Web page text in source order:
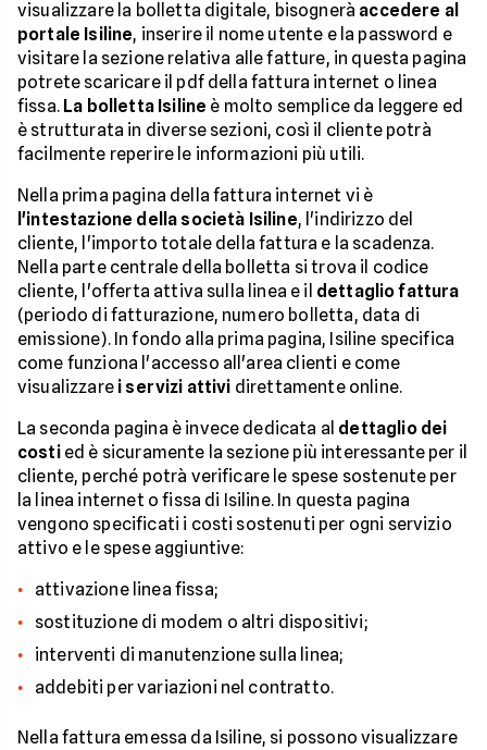
visualizzare la bolletta digitale, bisognerà accedere al
portale Isiline, inserire il nome utente e la password e
visitare la sezione relativa alle fatture, in questa pagina
potrete scaricare il pdf della fattura internet o linea
fissa. La bolletta Isiline è molto semplice da leggere ed
è strutturata in diverse sezioni, così il cliente potrà
facilmente reperire le informazioni più utili.
Nella prima pagina della fattura internet vi è
l'intestazione della società Isiline, l'indirizzo del
cliente, l'importo totale della fattura e la scadenza.
Nella parte centrale della bolletta si trova il codice
cliente, l'offerta attiva sulla linea e il dettaglio fattura
(periodo di fatturazione, numero bolletta, data di
emissione). In fondo alla prima pagina, Isiline specifica
come funziona l'accesso all'area clienti e come
visualizzare i servizi attivi direttamente online.
La seconda pagina è invece dedicata al dettaglio dei
costied è sicuramente la sezione più interessante per il
cliente, perché potrà verificare le spese sostenute per
la linea internet o fissa di Isiline. In questa pagina
vengono specificati i costi sostenuti per ogni servizio
attivo e le spese aggiuntive:
attivazione linea fissa;
sostituzione di modem o altri dispositivi;
interventi di manutenzione sulla linea;
addebiti per variazioni nel contratto.
Nella fattura emessa da Isiline, si possono visualizzare